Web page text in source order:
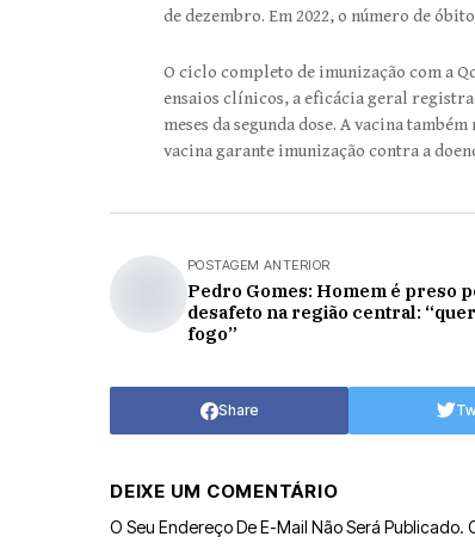
de dezembro. Em 2022, o número de
O ciclo completo de imunização com a
ensaios clínicos, a eficácia geral
meses da segunda dose. A vacina
vacina garante imunização contra a
POSTAGEM ANTERIOR
Pedro Gomes: Homem é preso
desafeto na região central:
fogo”
Share
DEIXE UM COMENTÁRIO
O Seu Endereço De E-Mail Não Será Publicado.